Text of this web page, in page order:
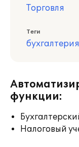
Торговля
Теги
бухгалтерия
функции:
Налоговый